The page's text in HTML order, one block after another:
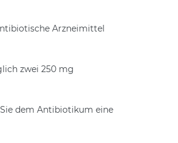
Arzneimittel
zwei 250 mg
dem Antibiotikum eine